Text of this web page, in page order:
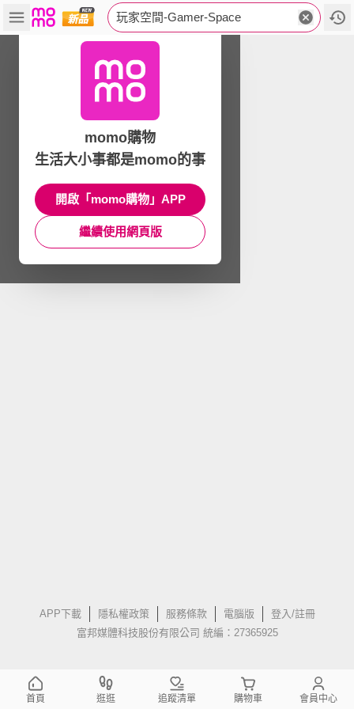
玩家空間-Gamer-Space
APP下載 隱私權政策 服務條款 電腦版
登入/註冊
富邦媒體科技股份有限公司 統編：27365925
momo購物
生活大小事都是momo的事
開啟「momo購物」APP
繼續使用網頁版
首頁 逛逛 追蹤清單 購物車 會員中心